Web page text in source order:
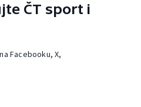
ČT sport i
Facebooku, X,